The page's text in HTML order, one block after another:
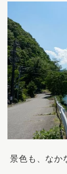
景色も、なか